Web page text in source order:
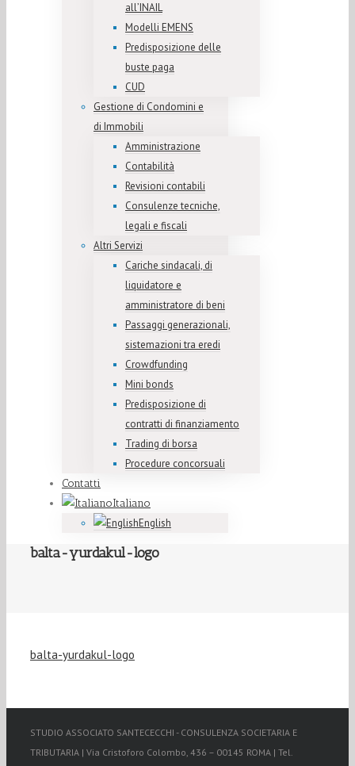
all’INAIL
Modelli EMENS
Predisposizione delle
buste paga
CUD
Gestione di Condomini e
di Immobili
Amministrazione
Contabilità
Revisioni contabili
Consulenze tecniche,
legali e fiscali
Altri Servizi
Cariche sindacali, di
liquidatore e
amministratore di beni
Passaggi generazionali,
sistemazioni tra eredi
Crowdfunding
Mini bonds
Predisposizione di
contratti di finanziamento
Trading di borsa
Procedure concorsuali
Contatti
Italiano
English
balta-yurdakul-logo
balta-yurdakul-logo
STUDIO ASSOCIATO SANTECECCHI - CONSULENZA SOCIETARIA E
TRIBUTARIA | Via Cristoforo Colombo, 436 – 00145 ROMA | Tel.